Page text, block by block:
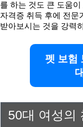
를 하는 것도 큰 도움
자격증 취득 후에 전문
받아보시는 것을 강력
펫 보험
50대 여성의